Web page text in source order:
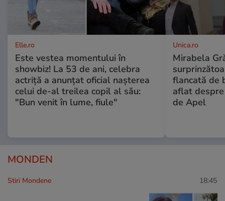
Elle.ro
Este vestea momentului în
showbiz! La 53 de ani, celebra
actriță a anunțat oficial nașterea
celui de-al treilea copil al său:
"Bun venit în lume, fiule"
Unica.ro
Mirabela
flancată de
aflat
de Apel
MONDEN
Stiri Mondene 18:45